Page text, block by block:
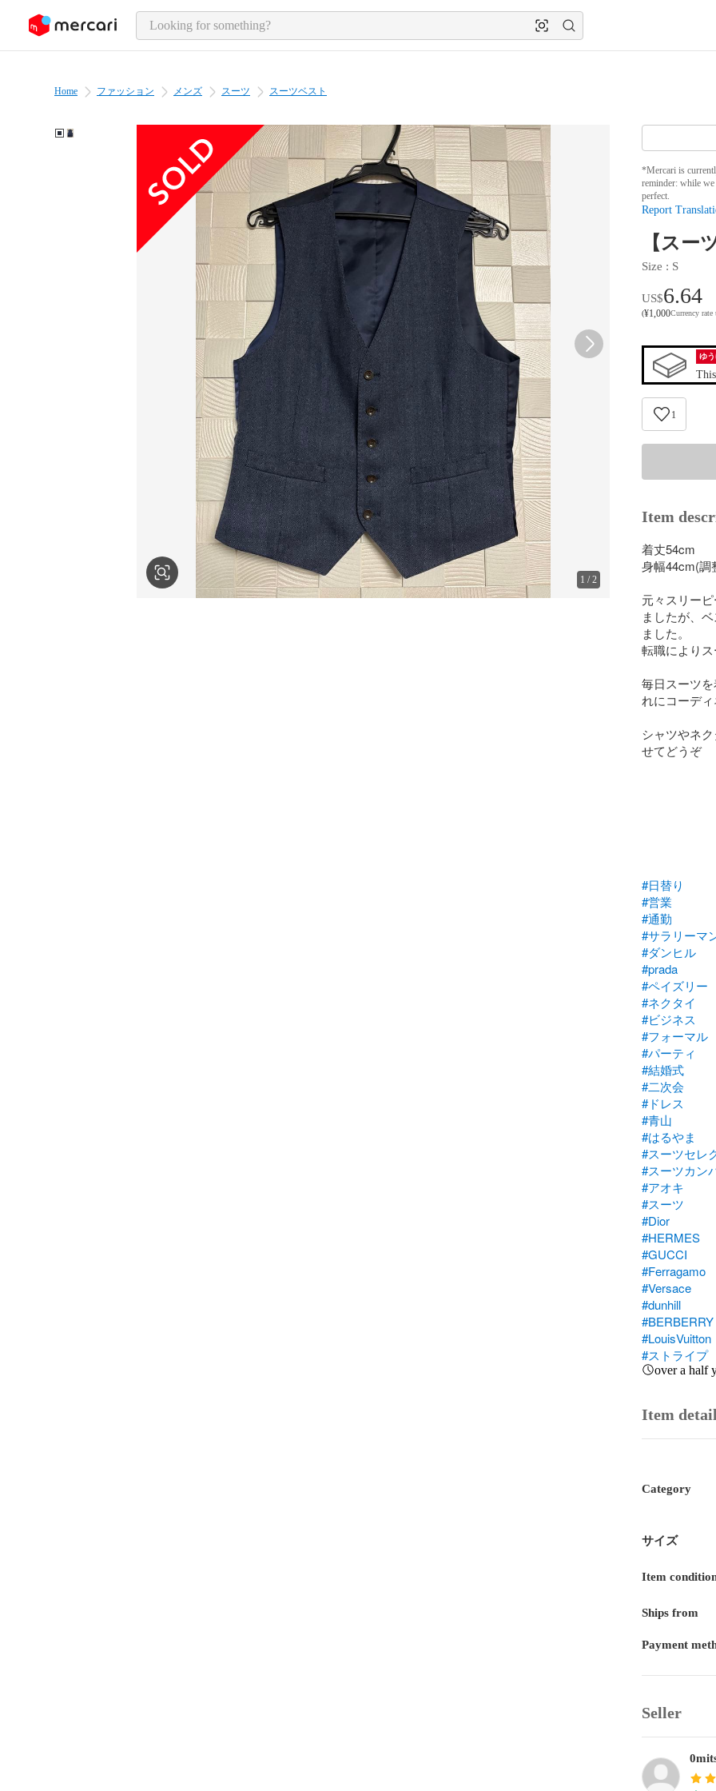
page content
Home ファッション メンズ スーツ スーツベスト
1 /2
*Mercari is
reminder: while we
perfect.
Report
【ス
Size : S
US$6.64
(¥1,000Currency
ゆ
1
Item
着丈54cm
身幅44cm(調
元々スリー
ましたが、
ました。
転職によりス
毎日スーツ
れにコーディ
シャツやネ
せてどうぞ
#日替り
#営業
#通勤
#サラリーマ
#ダンヒル
#prada
#ペイズリー
#ネクタイ
#ビジネス
#フォーマル
#パーティ
#結婚式
#二次会
#ドレス
#青山
#はるやま
#スーツセレ
#スーツカン
#アオキ
#スーツ
#Dior
#HERMES
#GUCCI
#Ferragamo
#Versace
#dunhill
#BERBERRY
#LouisVuitton
#ストライプ
over a half
Item
Category
サイズ
Item
Ships from
Payment
Seller